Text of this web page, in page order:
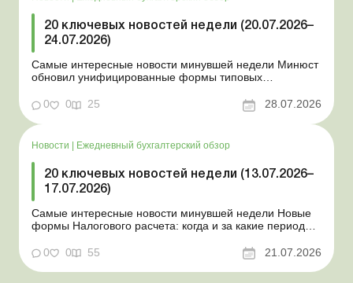
20 ключевых новостей недели (20.07.2026–
24.07.2026)
Самые интересные новости минувшей недели Минюст
обновил унифицированные формы типовых
новость о создании координационного центра по
статус «в розыске»: что нужно знать работодателям
Закон о ВПЛ: ка...
0 0 25 28.07.2026
Новости | Ежедневный бухгалтерский обзор
20 ключевых новостей недели (13.07.2026–
17.07.2026)
Самые интересные новости минувшей недели Новые
формы Налогового расчета: когда и за какие периоды
переоформления отсрочки от призыва во время
Координационный центр по организации
0 0 55 21.07.2026